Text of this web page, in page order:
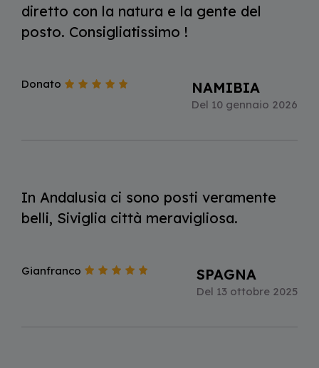
diretto con la natura e la gente del
posto. Consigliatissimo !
Donato NAMIBIA
Del 10 gennaio 2026
In Andalusia ci sono posti veramente
belli, Siviglia città meravigliosa.
Gianfranco SPAGNA
Del 13 ottobre 2025